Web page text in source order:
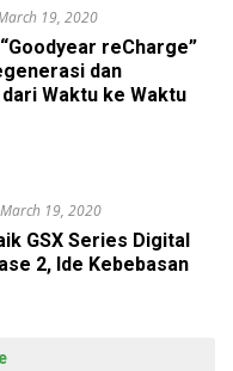
19, 2020
reCharge”
dan
Waktu ke Waktu
March 19, 2020
GSX Series Digital
2, Ide Kebebasan